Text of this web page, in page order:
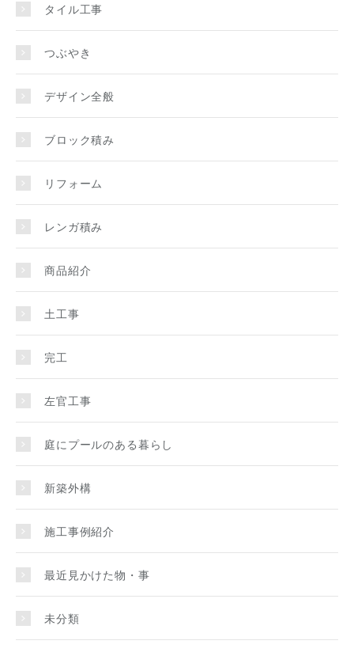
タイル工事
つぶやき
デザイン全般
ブロック積み
リフォーム
レンガ積み
商品紹介
土工事
完工
左官工事
庭にプールのある暮らし
新築外構
施工事例紹介
最近見かけた物・事
未分類